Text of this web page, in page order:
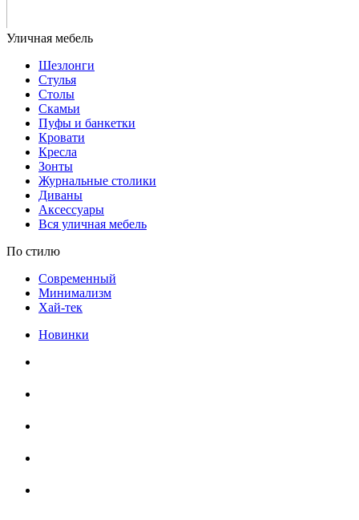
Шезлонги
Стулья
Столы
Скамьи
Пуфы и банкетки
Кровати
Кресла
Зонты
Журнальные столики
Диваны
Аксессуары